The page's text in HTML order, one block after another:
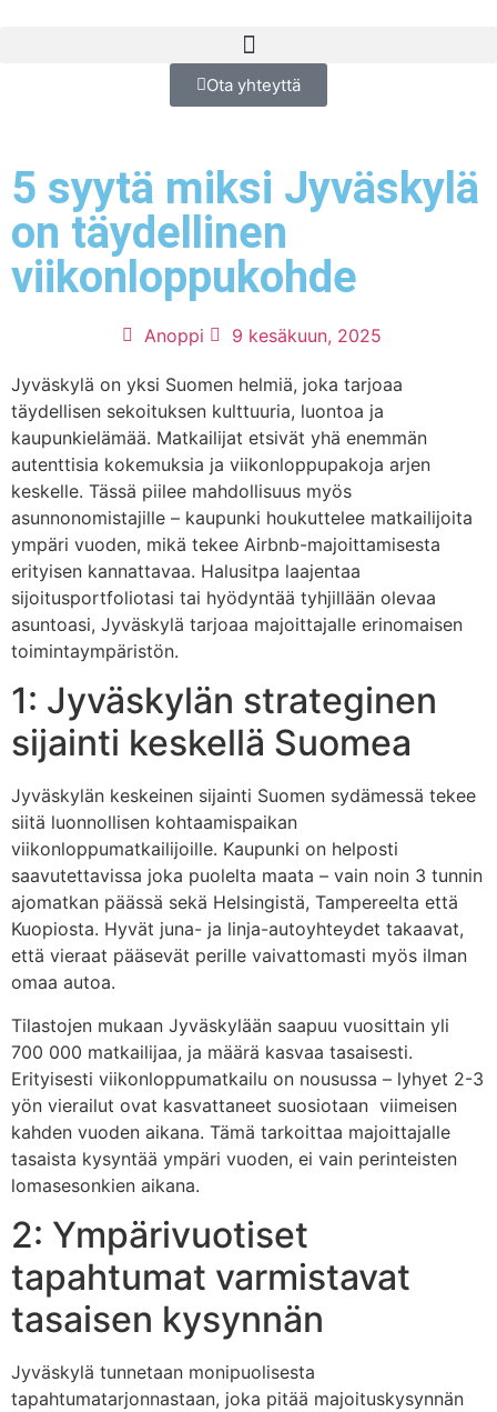
Ota yhteyttä
5 syytä miksi Jyväskylä
on täydellinen
viikonloppukohde
Anoppi 9 kesäkuun, 2025
Jyväskylä on yksi Suomen helmiä, joka tarjoaa
täydellisen sekoituksen kulttuuria, luontoa ja
kaupunkielämää. Matkailijat etsivät yhä enemmän
autenttisia kokemuksia ja viikonloppupakoja arjen
keskelle. Tässä piilee mahdollisuus myös
asunnonomistajille – kaupunki houkuttelee matkailijoita
ympäri vuoden, mikä tekee Airbnb-majoittamisesta
erityisen kannattavaa. Halusitpa laajentaa
sijoitusportfoliotasi tai hyödyntää tyhjillään olevaa
asuntoasi, Jyväskylä tarjoaa majoittajalle erinomaisen
toimintaympäristön.
1: Jyväskylän strateginen
sijainti keskellä Suomea
Jyväskylän keskeinen sijainti Suomen sydämessä tekee
siitä luonnollisen kohtaamispaikan
viikonloppumatkailijoille. Kaupunki on helposti
saavutettavissa joka puolelta maata – vain noin 3 tunnin
ajomatkan päässä sekä Helsingistä, Tampereelta että
Kuopiosta. Hyvät juna- ja linja-autoyhteydet takaavat,
että vieraat pääsevät perille vaivattomasti myös ilman
omaa autoa.
Tilastojen mukaan Jyväskylään saapuu vuosittain yli
700 000 matkailijaa, ja määrä kasvaa tasaisesti.
Erityisesti viikonloppumatkailu on nousussa – lyhyet 2-3
yön vierailut ovat kasvattaneet suosiotaan viimeisen
kahden vuoden aikana. Tämä tarkoittaa majoittajalle
tasaista kysyntää ympäri vuoden, ei vain perinteisten
lomasesonkien aikana.
2: Ympärivuotiset
tapahtumat varmistavat
tasaisen kysynnän
Jyväskylä tunnetaan monipuolisesta
tapahtumatarjonnastaan, joka pitää majoituskysynnän